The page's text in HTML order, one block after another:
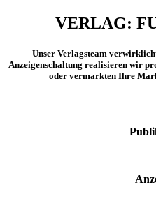
VERLAG:
Unser Verlagsteam
Anzeigenschaltung realisieren wir
oder vermarkten Ihre